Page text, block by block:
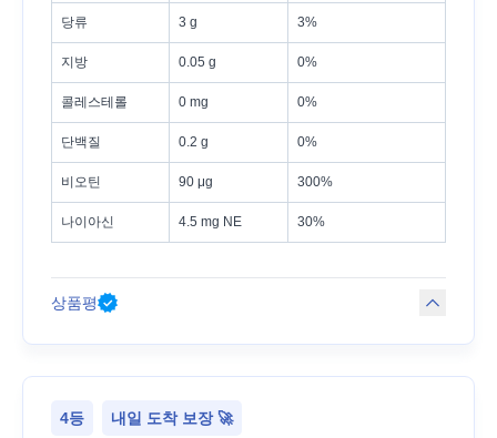
당류 3 g 3%
지방 0.05 g 0%
콜레스테롤 0 mg 0%
단백질 0.2 g 0%
비오틴 90 μg 300%
나이아신 4.5 mg NE 30%
상품평
4등 내일 도착 보장 🚀